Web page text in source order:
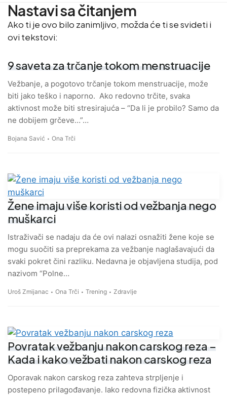
Nastavi sa čitanjem
Ako ti je ovo bilo zanimljivo, možda će ti se svideti i
ovi tekstovi:
9 saveta za trčanje tokom menstruacije
Vežbanje, a pogotovo trčanje tokom menstruacije, može
biti jako teško i naporno. Ako redovno trčite, svaka
aktivnost može biti stresirajuća – “Da li je probilo? Samo da
ne dobijem grčeve…”…
Bojana Savić Ona Trči
Žene imaju više koristi od vežbanja nego
muškarci
Istraživači se nadaju da će ovi nalazi osnažiti žene koje se
mogu suočiti sa preprekama za vežbanje naglašavajući da
svaki pokret čini razliku. Nedavna je objavljena studija, pod
nazivom “Polne…
Uroš Zmijanac Ona Trči Trening Zdravlje
Povratak vežbanju nakon carskog reza –
Kada i kako vežbati nakon carskog reza
Oporavak nakon carskog reza zahteva strpljenje i
postepeno prilagođavanje. Iako redovna fizička aktivnost